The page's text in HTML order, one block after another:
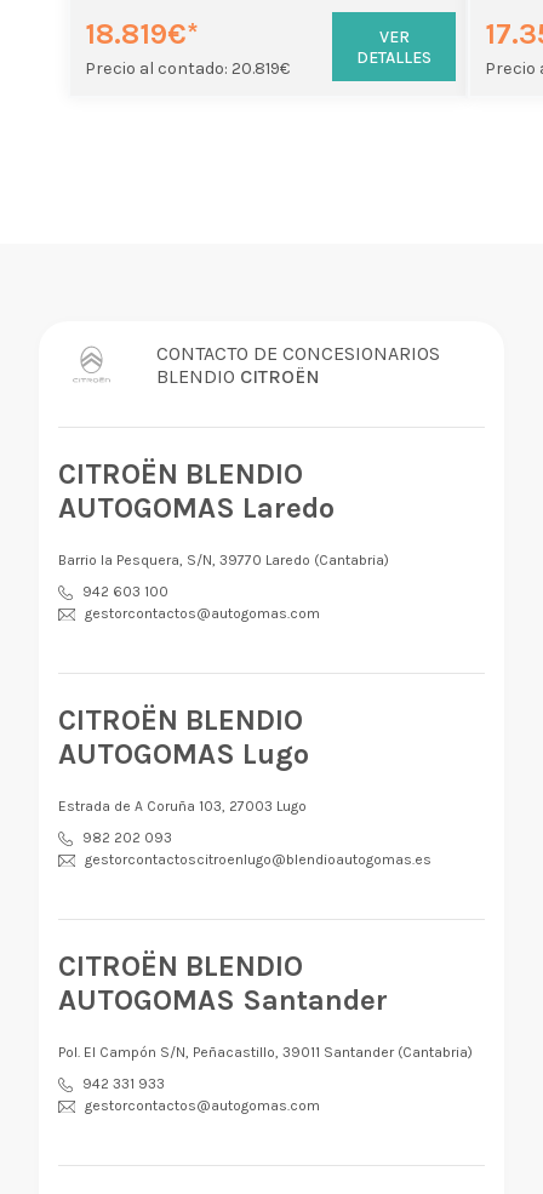
18.819€*
Precio al contado: 20.819€
VER
DETALLES
Precio
CONTACTO DE CONCESIONARIOS
BLENDIO CITROËN
CITROËN BLENDIO
AUTOGOMAS Laredo
Barrio la Pesquera, S/N, 39770 Laredo (Cantabria)
942 603 100
gestorcontactos@autogomas.com
CITROËN BLENDIO
AUTOGOMAS Lugo
Estrada de A Coruña 103, 27003 Lugo
982 202 093
gestorcontactoscitroenlugo@blendioautogomas.es
CITROËN BLENDIO
AUTOGOMAS Santander
Pol. El Campón S/N, Peñacastillo, 39011 Santander (Cantabria)
942 331 933
gestorcontactos@autogomas.com